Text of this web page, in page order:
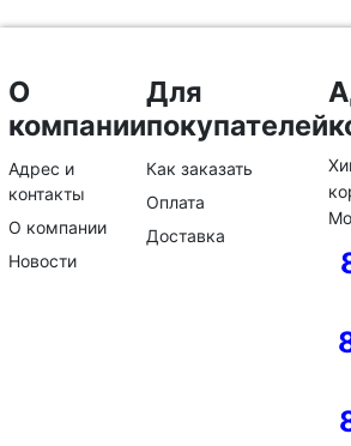
О
компании
Адрес и
контакты
О компании
Новости
Для
покупателей
Как заказать
Оплата
Доставка